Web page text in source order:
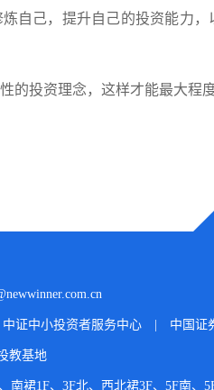
自己，提升自己的投资能力
的投资理念，这样才能最大程
中证中小投资者服务中心 中国证
教基地
裙1F、3F北、西北裙3F、5F南、